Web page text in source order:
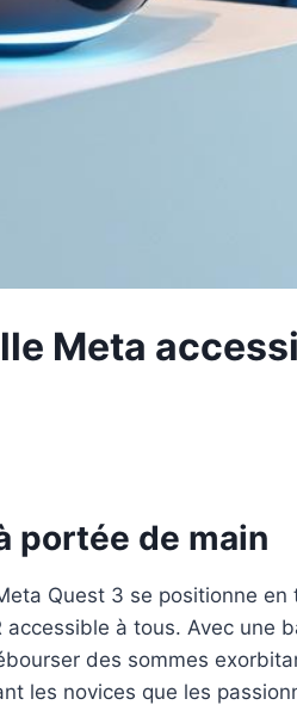
Meta
portée de main
Quest 3 se positionne en
à tous. Avec une
des sommes
les novices que les